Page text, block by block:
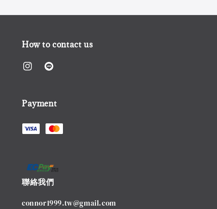
How to contact us
Payment
聯絡我們
connor1999.tw@gmail.com